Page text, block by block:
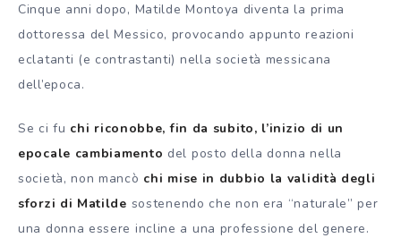
Cinque anni dopo, Matilde Montoya diventa la prima
dottoressa del Messico, provocando appunto reazioni
eclatanti (e contrastanti) nella società messicana
dell’epoca.
Se ci fu chi riconobbe, fin da subito, l’inizio di un
epocale cambiamento del posto della donna nella
società, non mancò chi mise in dubbio la validità degli
sforzi di Matilde sostenendo che non era “naturale” per
una donna essere incline a una professione del genere.